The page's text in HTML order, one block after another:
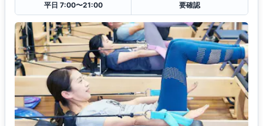
平日 7:00〜21:00
要確認